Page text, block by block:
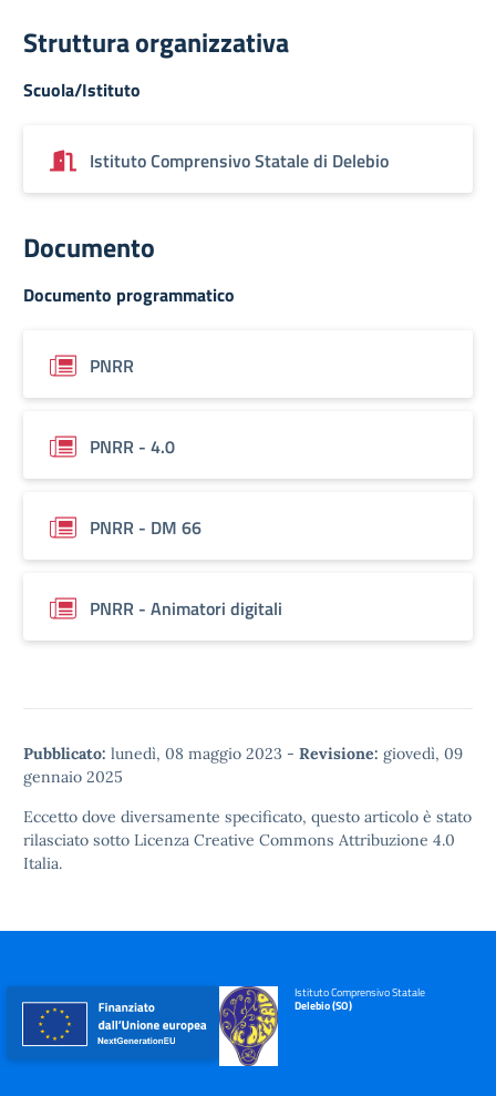
Struttura organizzativa
Scuola/Istituto
Istituto Comprensivo Statale di Delebio
Documento
Documento programmatico
PNRR
PNRR - 4.0
PNRR - DM 66
PNRR - Animatori digitali
Pubblicato: lunedì, 08 maggio 2023 - Revisione: giovedì, 09
gennaio 2025
Eccetto dove diversamente specificato, questo articolo è stato
rilasciato sotto Licenza Creative Commons Attribuzione 4.0
Italia.
Istituto Comprensivo Statale
Delebio (SO)